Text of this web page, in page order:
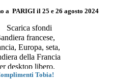
a PARIGI il 25 e 26 agosto 2024
Tobia!